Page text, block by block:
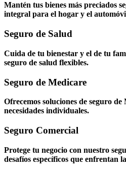
Mantén tus bienes más preciados
integral para el hogar y el
Seguro de Salud
Cuida de tu bienestar y el de tu
seguro de salud flexibles.
Seguro de Medicare
Ofrecemos soluciones de seguro
necesidades individuales.
Seguro Comercial
Protege tu negocio con nuestro
desafíos específicos que enfrentan